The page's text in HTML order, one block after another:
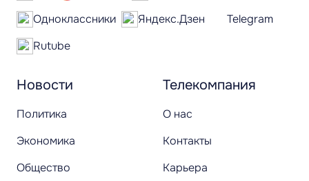
Новости
Политика
Экономика
Общество
Телекомпания
О нас
Контакты
Карьера
Одноклассники
Яндекс.Дзен
Telegram
Rutube